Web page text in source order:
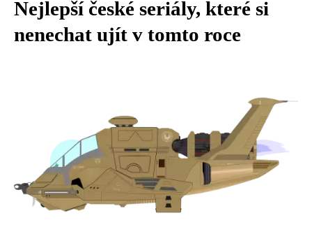
Nejlepší české seriály, které si
nenechat ujít v tomto roce